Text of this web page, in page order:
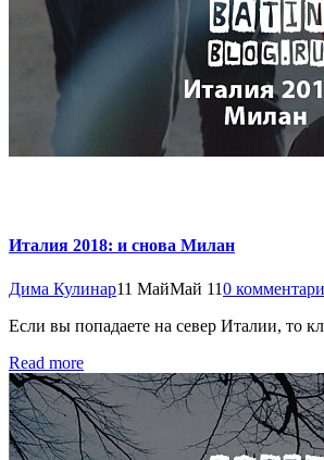
Италия 2018: и снова Милан
Дима Кулинар11 МайМай 110
Если вы попадаете на север Италии, то
Read more